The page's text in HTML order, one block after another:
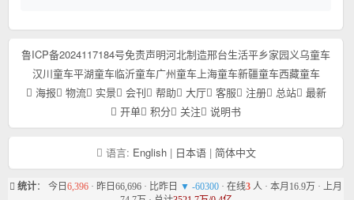
鲁ICP备2024117184号免责声明河北制造邢台生活平乡家园义乌童车
汉川童车平湖童车临沂童车广州童车上海童车新疆童车西藏童车
海报
物流 实景 会刊 帮助 大厅 客服 注册 总站
最新
开单
积分 关注 说明书
语言: English| 日本语| 简体中文
统计： 今日 6,396 · 昨日66,696 · 比昨日 ▼ -60300 · 在线3 人 · 本月16.9万 · 上月